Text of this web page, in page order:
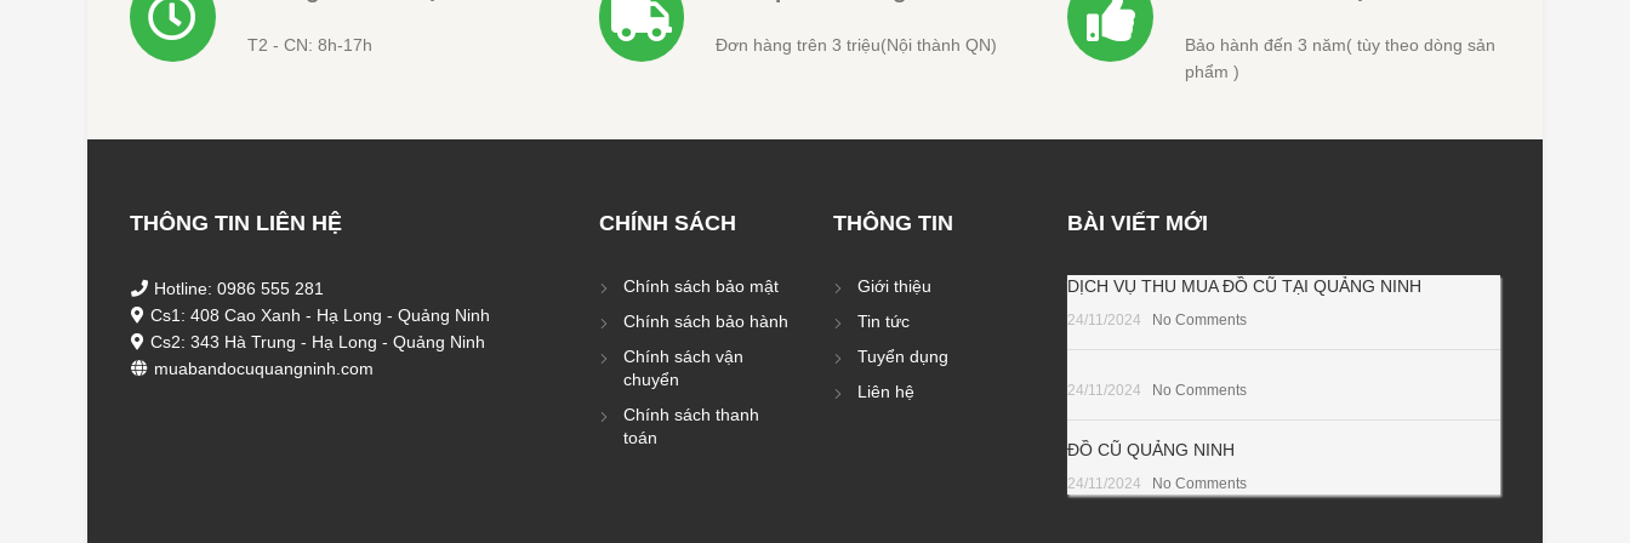
T2 - CN: 8h-17h Đơn hàng trên 3 triệu(Nội thành QN)
Bảo hành đến 3 năm( tùy theo dòng sản
phẩm )
THÔNG TIN LIÊN HỆ
Hotline: 0986 555 281
Cs1: 408 Cao Xanh - Hạ Long - Quảng Ninh
Cs2: 343 Hà Trung - Hạ Long - Quảng Ninh
muabandocuquangninh.com
CHÍNH SÁCH
Chính sách bảo mật
Chính sách bảo hành
Chính sách vận
chuyển
Chính sách thanh
toán
THÔNG TIN
Giới thiệu
Tin tức
Tuyển dụng
Liên hệ
BÀI VIẾT MỚI
DỊCH VỤ THU MUA ĐỒ CŨ TẠI QUẢNG NINH
24/11/2024 No Comments
24/11/2024 No Comments
ĐỒ CŨ QUẢNG NINH
24/11/2024 No Comments